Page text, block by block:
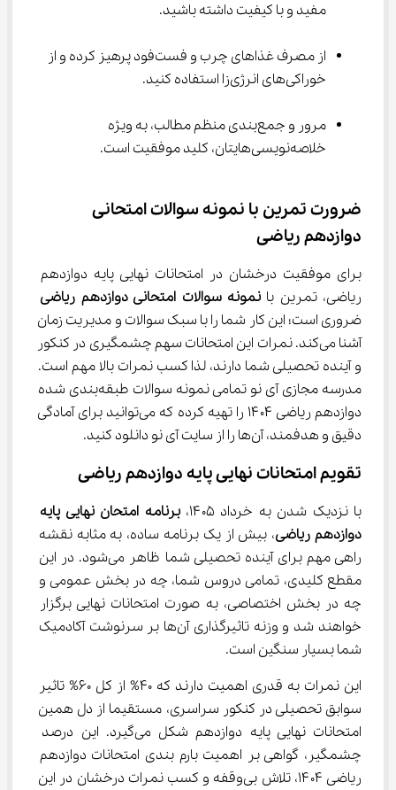
مفید و با کیفیت داشته باشید.
از مصرف غذاهای چرب و فست‌فود پرهیز کرده و از
خوراکی‌های انرژی‌زا استفاده کنید.
مرور و جمع‌بندی منظم مطالب، به ویژه
خلاصه‌نویسی‌هایتان، کلید موفقیت است.
ضرورت تمرین با نمونه سوالات امتحانی
دوازدهم ریاضی
برای موفقیت درخشان در امتحانات نهایی پایه دوازدهم
ریاضی، تمرین با نمونه سوالات امتحانی دوازدهم ریاضی
ضروری است؛ این کار شما را با سبک سوالات و مدیریت زمان
آشنا می‌کند. نمرات این امتحانات سهم چشمگیری در کنکور
و آینده تحصیلی شما دارند، لذا کسب نمرات بالا مهم است.
مدرسه مجازی آی نو تمامی نمونه سوالات طبقه‌بندی شده
دوازدهم ریاضی ۱۴۰۴ را تهیه کرده که می‌توانید برای آمادگی
دقیق و هدفمند، آن‌ها را از سایت آی نو دانلود کنید.
تقویم امتحانات نهایی پایه دوازدهم ریاضی
با نزدیک شدن به خرداد ۱۴۰۵،
برنامه امتحان نهایی پایه
دوازدهم ریاضی، بیش از یک برنامه ساده، به مثابه نقشه
راهی مهم برای آینده تحصیلی شما ظاهر می‌شود. در این
مقطع کلیدی، تمامی دروس شما، چه در بخش عمومی و
چه در بخش اختصاصی، به صورت امتحانات نهایی برگزار
خواهند شد و وزنه تاثیرگذاری آن‌ها بر سرنوشت آکادمیک
شما بسیار سنگین است.
این نمرات به قدری اهمیت دارند که ۴۰% از کل ۶۰% تاثیر
سوابق تحصیلی در کنکور سراسری، مستقیما از دل همین
امتحانات نهایی پایه دوازدهم شکل می‌گیرد. این درصد
چشمگیر، گواهی بر اهمیت بارم بندی امتحانات دوازدهم
ریاضی ۱۴۰۴، تلاش بی‌وقفه و کسب نمرات درخشان در این